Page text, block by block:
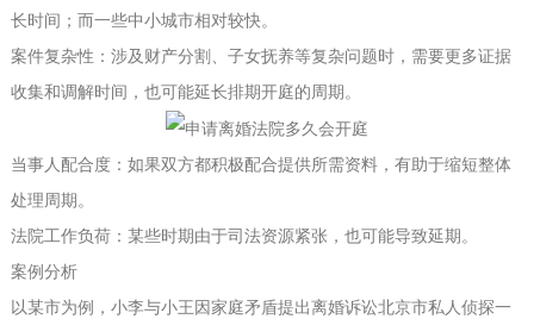
长时间；而一些中小城市相对较快。
案件复杂性：涉及财产分割、子女抚养等复杂问题时，需要更多证据
收集和调解时间，也可能延长排期开庭的周期。
当事人配合度：如果双方都积极配合提供所需资料，有助于缩短整体
处理周期。
法院工作负荷：某些时期由于司法资源紧张，也可能导致延期。
案例分析
以某市为例，小李与小王因家庭矛盾提出离婚诉讼北京市私人侦探一